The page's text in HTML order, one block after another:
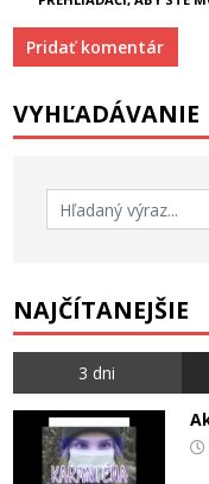
VYHĽADÁVANIE
Hľadať:
NAJČÍTANEJŠIE
3 dni